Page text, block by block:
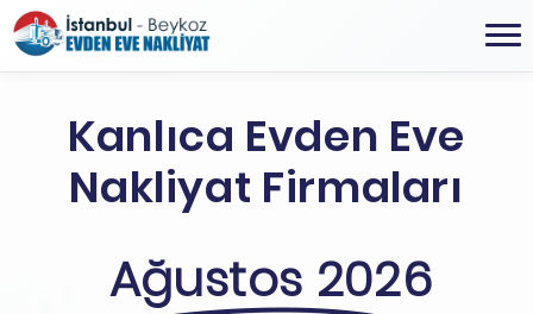
Kanlıca Evden Eve
Nakliyat Firmaları
Ağustos 2026